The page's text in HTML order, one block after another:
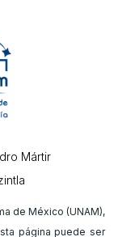
Mártir
de México (UNAM),
página puede ser